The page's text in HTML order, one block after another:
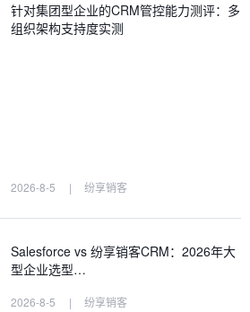
针对集团型企业的CRM管控能力测评：多
组织架构支持度实测
2026-8-5 | 纷享销客
Salesforce vs 纷享销客CRM：2026年大
型企业选型…
2026-8-5 | 纷享销客